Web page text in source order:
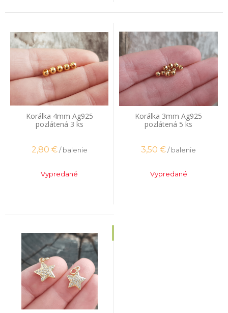
Korálka 4mm Ag925
pozlátená 3 ks
2,80 € / balenie
Vypredané
Korálka 3mm Ag925
pozlátená 5 ks
3,50 €/ balenie
Vypredané